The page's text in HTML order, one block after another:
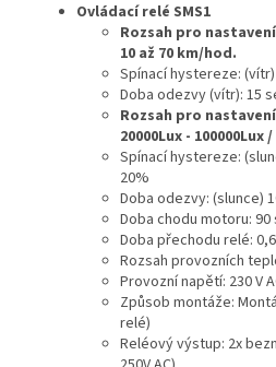
Ovládací relé SMS1
Rozsah pro
10 až 70 km/hod.
Spínací hystereze:
Doba odezvy (vítr): 15
Rozsah pro
20000Lux -
Spínací hystereze:
20%
Doba odezvy: (slunce)
Doba chodu motoru:
Doba přechodu relé:
Rozsah provozních
Provozní napětí: 230 V
Způsob montáže:
relé)
Reléový výstup: 2x